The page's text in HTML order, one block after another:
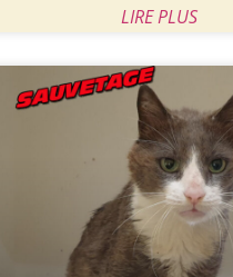
LIRE PLUS